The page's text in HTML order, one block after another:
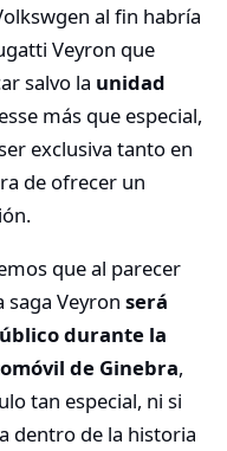
al fin habría
Veyron que
salvo la unidad
más que especial,
exclusiva tanto en
de ofrecer un
que al parecer
saga Veyron será
durante la
de Ginebra,
tan especial, ni si
dentro de la historia